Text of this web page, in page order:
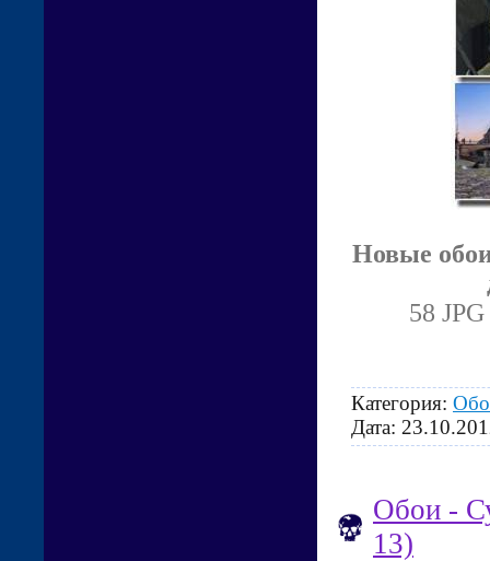
Новые
58
Категория:
Дата:
Обои -
13)